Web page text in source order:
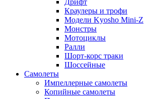
Дрифт
Краулеры и трофи
Модели Kyosho Mini-Z
Монстры
Мотоциклы
Ралли
Шорт-корс траки
Шоссейные
Самолеты
Импеллерные самолеты
Копийные самолеты